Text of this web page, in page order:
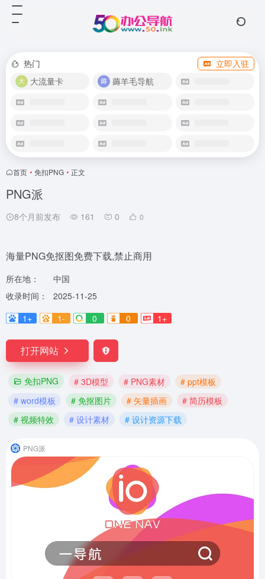
热门
立即入驻
大流量卡
薅羊毛导航
首页 • 免扣PNG • 正文
PNG派
8个月前发布 161 0 0
海量PNG免抠图免费下载,禁止商用
所在地：
中国
收录时间：
2025-11-25
1+
1- 0 0 1+
打开网站
免扣PNG # 3D模型 # PNG素材
# ppt模板
# word模板
# 免抠图片 # 矢量插画
# 简历模板
# 视频特效
# 设计素材 # 设计资源下载
PNG派